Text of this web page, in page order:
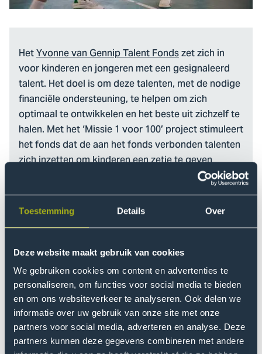
Toestemming Details Over
Deze website maakt gebruik van cookies
We gebruiken cookies om content en advertenties te
personaliseren, om functies voor social media te bieden
en om ons websiteverkeer te analyseren. Ook delen we
informatie over uw gebruik van onze site met onze
partners voor social media, adverteren en analyse. Deze
partners kunnen deze gegevens combineren met andere
HetYvonne van Gennip Talent Fondszet zich in
voor kinderen en jongeren met een gesignaleerd
talent. Het doel is om deze talenten, met de nodige
financiële ondersteuning, te helpen om zich
optimaal te ontwikkelen en het beste uit zichzelf te
halen. Met het ‘Missie 1 voor 100’ project stimuleert
het fonds dat de aan het fonds verbonden talenten
zich inzetten om kinderen een zetje te geven
richting sporten, bewegen en een gezonde
levensstijl. De talenten organiseren bijvoorbeeld
samen met hun voormalige basisschool een
(sport)les of training op locatie. In 2025 ligt daarbij
wijken waar sport en bewegen minder
vanzelfsprekend is.